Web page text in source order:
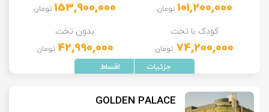
101,200,000 تومان 153,900,000 تومان
کودک با تخت
74,200,000 تومان
بدون تخت
42,990,000 تومان
GOLDEN PALACE